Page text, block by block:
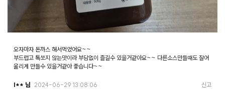
오자마자 돈까스 해서먹었어요~~
부드럽고 톡쏘지 않는맛이라 부담없이 즐길수 있을거같아요~~ 다른소스만들때도 잘어
울리게 만들수 있을거같아 좋습니다~~
l** 님 2024-06-29 13:08:06 신고